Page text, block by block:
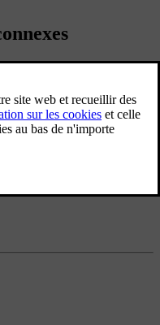
Broadcasting) est un
numérique de radio. La